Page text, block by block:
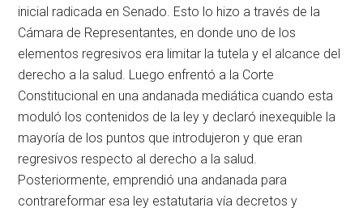
inicial radicada en Senado. Esto lo hizo a través de la
Cámara de Representantes, en donde uno de los
elementos regresivos era limitar la tutela y el alcance del
derecho a la salud. Luego enfrentó a la Corte
Constitucional en una andanada mediática cuando esta
moduló los contenidos de la ley y declaró inexequible la
mayoría de los puntos que introdujeron y que eran
regresivos respecto al derecho a la salud.
Posteriormente, emprendió una andanada para
contrareformar esa ley estatutaria vía decretos y